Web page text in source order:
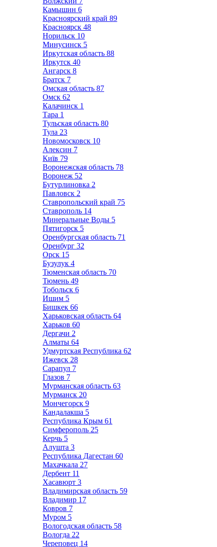
Камышин 6
Красноярский край 89
Красноярск 48
Норильск 10
Минусинск 5
Иркутская область 88
Иркутск 40
Ангарск 8
Братск 7
Омская область 87
Омск 62
Калачинск 1
Тара 1
Тульская область 80
Тула 23
Новомосковск 10
Алексин 7
Київ 79
Воронежская область 78
Воронеж 52
Бутурлиновка 2
Павловск 2
Ставропольский край 75
Ставрополь 14
Минеральные Воды 5
Пятигорск 5
Оренбургская область 71
Оренбург 32
Орск 15
Бузулук 4
Тюменская область 70
Тюмень 49
Тобольск 6
Ишим 5
Бишкек 66
Харьковская область 64
Харьков 60
Дергачи 2
Алматы 64
Удмуртская Республика 62
Ижевск 28
Сарапул 7
Глазов 7
Мурманская область 63
Мурманск 20
Мончегорск 9
Кандалакша 5
Республика Крым 61
Симферополь 25
Керчь 5
Алушта 3
Республика Дагестан 60
Махачкала 27
Дербент 11
Хасавюрт 3
Владимирская область 59
Владимир 17
Ковров 7
Муром 5
Вологодская область 58
Вологда 22
Череповец 14